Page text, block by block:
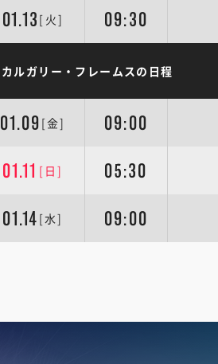
01.13 [火] 09:30
カルガリー・フレームスの日程
01.09 [金] 09:00
01.11 [日] 05:30
01.14 [水] 09:00